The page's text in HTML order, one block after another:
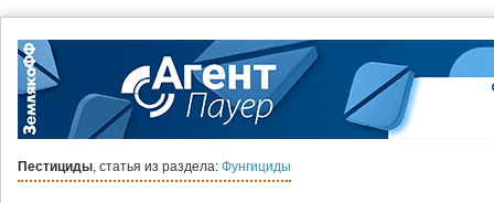
Пестициды, статья из раздела: Фунгициды